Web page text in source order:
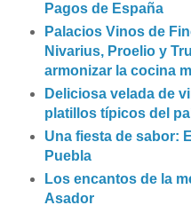
Pagos de España
Palacios Vinos de
Nivarius, Proelio y
armonizar la cocina
Deliciosa velada de
platillos típicos del
Una fiesta de sabor:
Puebla
Los encantos de la
Asador